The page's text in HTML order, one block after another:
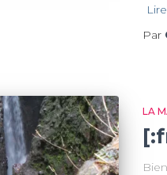
Par
LA